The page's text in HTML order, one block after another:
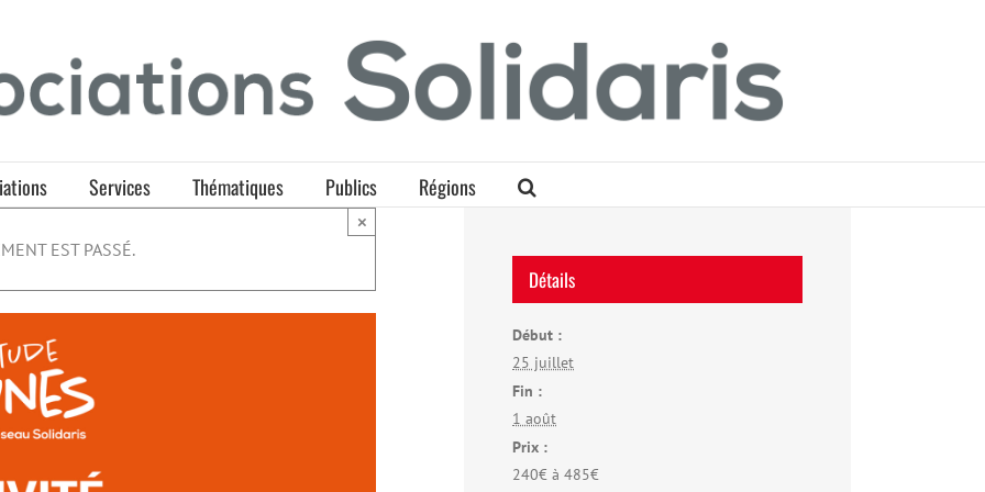
Services Thématiques Publics Régions
EST PASSÉ.
×
Détails
Début :
25 juillet
Fin :
1 août
Prix :
240€ à 485€